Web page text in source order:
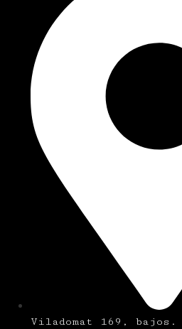
Viladomat 169, bajos.